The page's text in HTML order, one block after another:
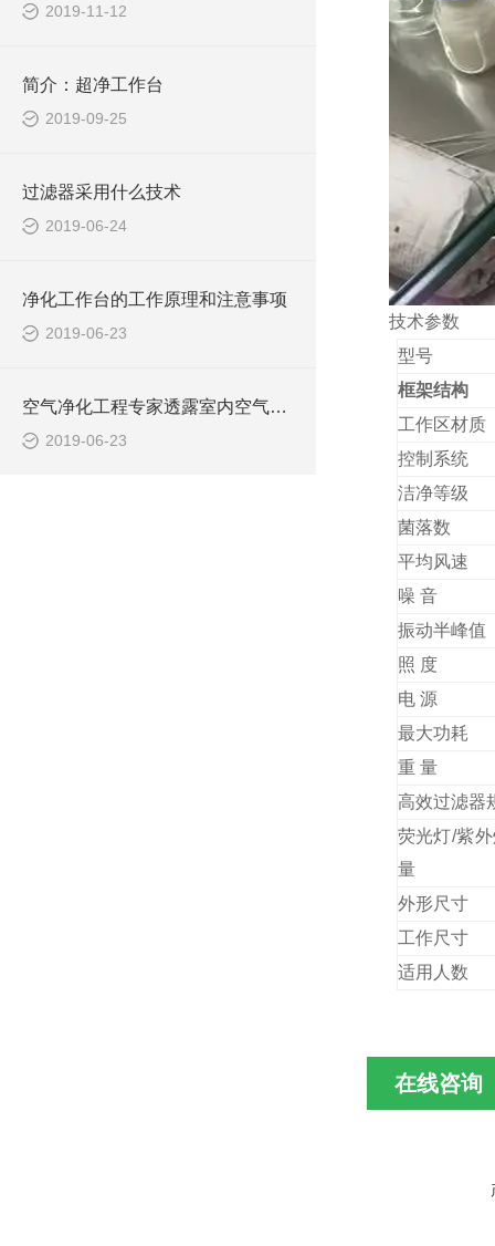
2019-11-12
简介：超净工作台
2019-09-25
过滤器采用什么技术
2019-06-24
净化工作台的工作原理和注意事项
2019-06-23
空气净化工程专家透露室内空气污染的几大因素
2019-06-23
技术参数
型号
框架结构
工作区材质
控制系统
洁净等级
菌落数
平均风速
噪
振动半峰值
照 度
电 源
最大功耗
重 量
高效过滤器
荧光灯/紫
量
外形尺
工作
适用人数
在线咨询